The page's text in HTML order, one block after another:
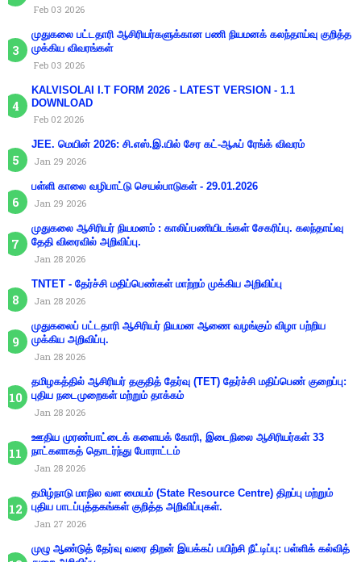
Feb 03 2026
முதுகலை பட்டதாரி ஆசிரியர்களுக்கான பணி நியமனக் கலந்தாய்வு குறித்த
முக்கிய விவரங்கள்
Feb 03 2026
KALVISOLAI I.T FORM 2026 - LATEST VERSION - 1.1
DOWNLOAD
Feb 02 2026
JEE. மெயின் 2026: சி.எஸ்.இ.யில் சேர கட்-ஆஃப் ரேங்க் விவரம்
Jan 29 2026
பள்ளி காலை வழிபாட்டு செயல்பாடுகள் - 29.01.2026
Jan 29 2026
முதுகலை ஆசிரியர் நியமனம் : காலிப்பணியிடங்கள் சேகரிப்பு. கலந்தாய்வு
தேதி விரைவில் அறிவிப்பு.
Jan 28 2026
TNTET - தேர்ச்சி மதிப்பெண்கள் மாற்றம் முக்கிய அறிவிப்பு
Jan 28 2026
முதுகலைப் பட்டதாரி ஆசிரியர் நியமன ஆணை வழங்கும் விழா பற்றிய
முக்கிய அறிவிப்பு.
Jan 28 2026
தமிழகத்தில் ஆசிரியர் தகுதித் தேர்வு (TET) தேர்ச்சி மதிப்பெண் குறைப்பு:
புதிய நடைமுறைகள் மற்றும் தாக்கம்
Jan 28 2026
ஊதிய முரண்பாட்டைக் களையக் கோரி, இடைநிலை ஆசிரியர்கள் 33
நாட்களாகத் தொடர்ந்து போராட்டம்
Jan 28 2026
தமிழ்நாடு மாநில வள மையம் (State Resource Centre) திறப்பு மற்றும்
புதிய பாடப்புத்தகங்கள் குறித்த அறிவிப்புகள்.
Jan 27 2026
முழு ஆண்டுத் தேர்வு வரை திறன் இயக்கப் பயிற்சி நீட்டிப்பு: பள்ளிக் கல்வித்